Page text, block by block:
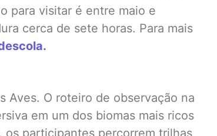
para visitar é entre maio e
cerca de sete horas. Para mais
Aves. O roteiro de observação na
em um dos biomas mais ricos